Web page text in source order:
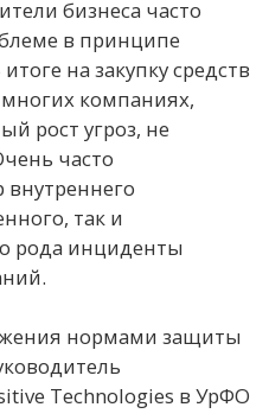
бизнеса часто
в принципе
на закупку средств
компаниях,
рост угроз, не
часто
внутреннего
так и
рода инциденты
нормами защиты
Technologies в УрФО